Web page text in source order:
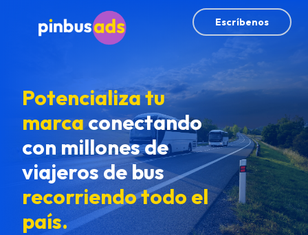
Escríbenos
Potencializa tu
marcaconectando
con millones de
viajeros de bus
recorriendo todo el
país.